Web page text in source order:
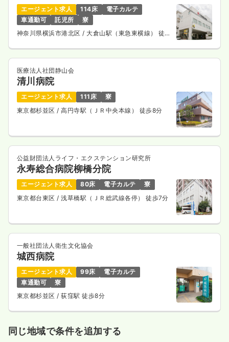
気になる 詳細を見る
エージェント求人 114床
電子カルテ
車通勤可
託児所
寮
神奈川県横浜市港北区/ 大倉山駅（東急東横線） 徒歩
医療法人社団静山会
清川病院
エージェント求人 111床
寮
東京都杉並区 / 高円寺駅（ＪＲ中央本線） 徒歩8分
公益財団法人ライフ・エクステンション研究所
永寿総合病院柳橋分院
エージェント求人 80床 電子カルテ
寮
東京都台東区 / 浅草橋駅（ＪＲ総武線各停） 徒歩7分
一般社団法人衛生文化協会
城西病院
エージェント求人 99床
電子カルテ
車通勤可
寮
東京都杉並区/ 荻窪駅 徒歩8分
同じ地域で条件を追加する